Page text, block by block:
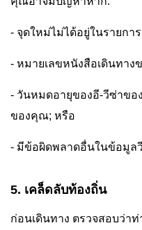
- จุดใหม่ไม่ได้อยู่ในรายกา
- หมายเลขหนังสือเดินทา
- วันหมดอายุของอี-วีซ่าข
ของคุณ; หรือ
- มีข้อผิดพลาดอื่นในข้อมูล
5. เคล็ดลับท้องถิ่น
ก่อนเดินทาง ตรวจสอบว่า